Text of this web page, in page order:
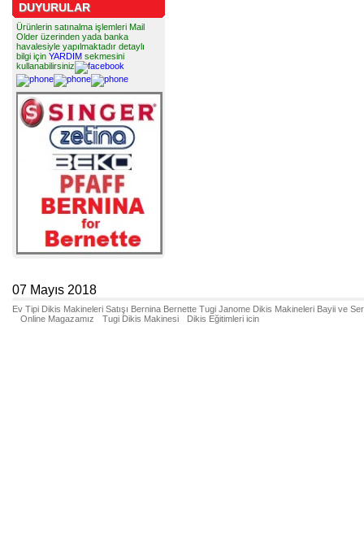
DUYURULAR
Ürünlerin satınalma işlemleri Mail
Older üzerinden yada banka
havalesiyle yapılmaktadır detaylı
bilgi için YARDIM sekmesini
kullanabilirsiniz
07 Mayıs 2018
Ev Tipi Dikis Makineleri Satışı Bernina Bernette Tugi Janome Dikis Makineleri Bayii ve
Online Magazamız
Tugi Dikis Makinesi Dikis Eğitimleri icin